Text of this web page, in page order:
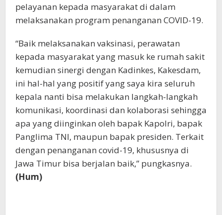
pelayanan kepada masyarakat di dalam
melaksanakan program penanganan COVID-19.
“Baik melaksanakan vaksinasi, perawatan
kepada masyarakat yang masuk ke rumah sakit
kemudian sinergi dengan Kadinkes, Kakesdam,
ini hal-hal yang positif yang saya kira seluruh
kepala nanti bisa melakukan langkah-langkah
komunikasi, koordinasi dan kolaborasi sehingga
apa yang diinginkan oleh bapak Kapolri, bapak
Panglima TNI, maupun bapak presiden. Terkait
dengan penanganan covid-19, khususnya di
Jawa Timur bisa berjalan baik,” pungkasnya.
(Hum)